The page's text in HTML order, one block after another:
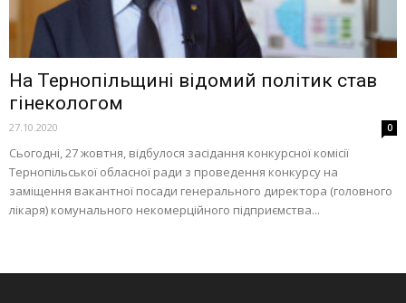
На Тернопільщині відомий політик став
гінекологом
27.10.2020 0
Сьогодні, 27 жовтня, відбулося засідання конкурсної комісії
Тернопільської обласної ради з проведення конкурсу на
заміщення вакантної посади генерального директора (головного
лікаря) комунального некомерційного підприємства...